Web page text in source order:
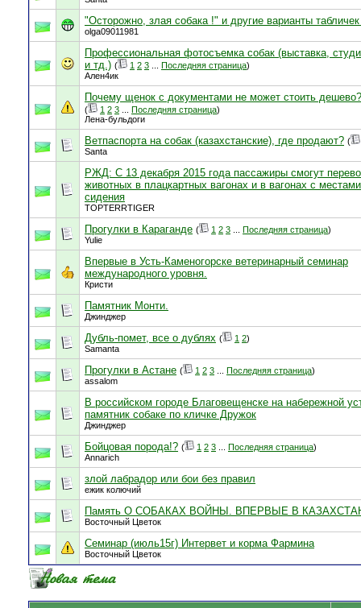
"Осторожно, злая собака !" и другие варианты
olga09011981
Профессиональная фотосъемка собак (выставка,
и тд.) ( 1 2 3 Последняя страница)
Ален4ик
Почему щенок с документами не может стоить
( 1 2 3 Последняя страница)
Лена-бульдоги
Ветпаспорта на собак (казахстанские), где продают? (
Santa
РЖД: C 13 декабря 2015 года пассажиры смогут
животных в плацкартных вагонах и в вагонах с
сидения
TOPTERRTIGER
Прогулки в Караганде ( 1 2 3 Последняя страница)
Yulie
Впервые в Усть-Каменогорске ветеринарный семинар
международного уровня.
Кристи
Памятник Монти.
Джинджер
Дубль-помет, все о дублях ( 1 2)
Samanta
Прогулки в Астане ( 1 2 3 Последняя страница)
assalom
В российском городе Благовещенске на набережной
памятник собаке по кличке Дружок
Джинджер
Бойцовая порода!? ( 1 2 3 Последняя страница)
Annarich
злой лабрадор или бои без правил
ежик колючий
Память О СОБАКАХ ВОЙНЫ. ВПЕРВЫЕ В
Восточный Цветок
Семинар (июль15г) Интервет и корма Фармина
Восточный Цветок